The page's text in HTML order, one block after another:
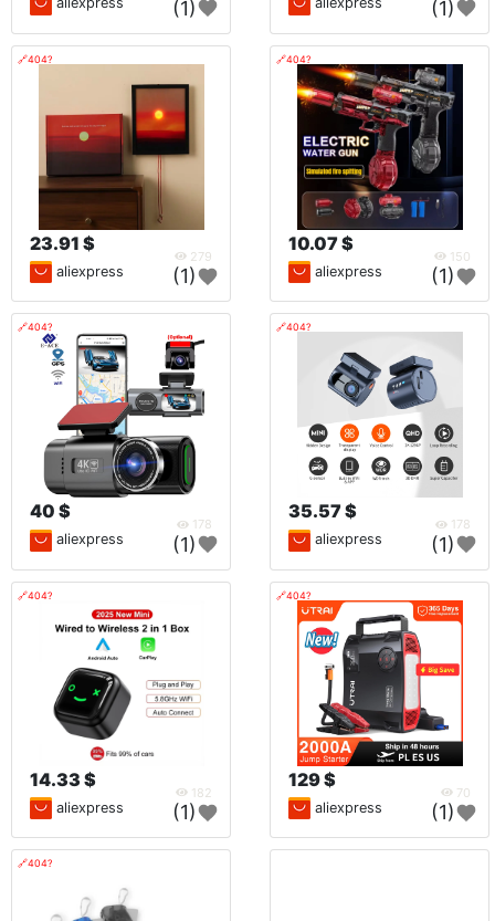
(1) (1)
🔗404?
23.91 $
279
aliexpress (1)
🔗404?
10.07 $
150
aliexpress (1)
🔗404?
40 $
178
aliexpress (1)
🔗404?
35.57 $
178
aliexpress (1)
🔗404?
14.33 $
182
aliexpress (1)
🔗404?
129 $
70
aliexpress (1)
🔗404?